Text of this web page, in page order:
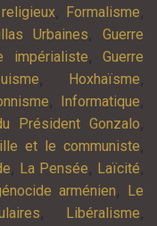
, Formalisme,
Urbaines,Guerre
impérialiste,Guerre
, Hoxhaïsme,
, Informatique,
Président Gonzalo,
et le communiste,
, La Pensée, Laïcité,
arménien, Le
, Libéralisme,